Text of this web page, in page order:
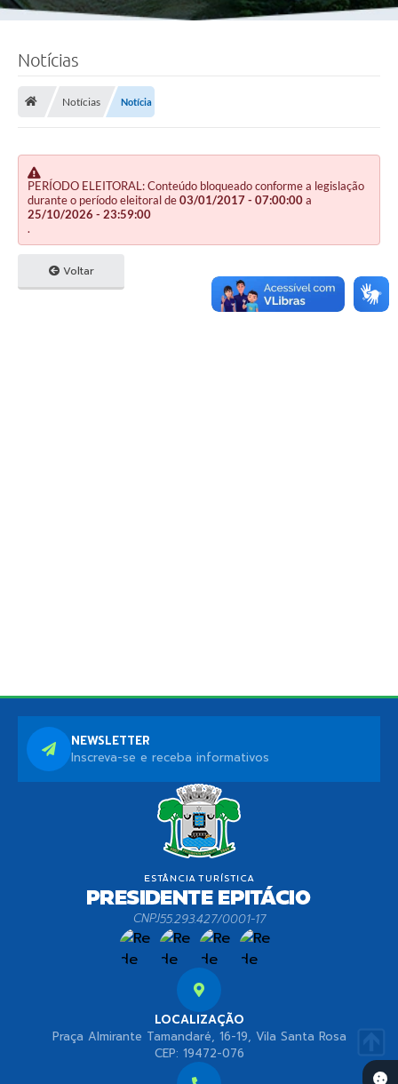
Notícias
Notícias Notícia
PERÍODO ELEITORAL: Conteúdo bloqueado conforme a legislação
durante o período eleitoral de03/01/2017 - 07:00:00a
25/10/2026 - 23:59:00
.
Voltar
LOCALIZAÇÃO
Praça Almirante Tamandaré, 16-19, Vila Santa Rosa
CEP: 19472-076
CNPJ55.293.427/0001-17
NEWSLETTER
Inscreva-se e receba informativos